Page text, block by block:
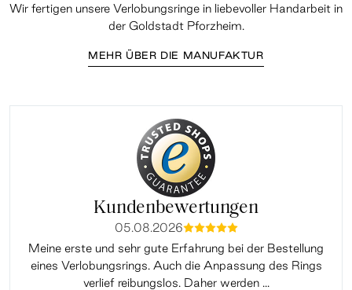
Wir fertigen unsere Verlobungsringe in liebevoller Handarbeit in
der Goldstadt Pforzheim.
MEHR ÜBER DIE MANUFAKTUR
Kundenbewertungen
05.08.2026mmmmm
Meine erste und sehr gute Erfahrung bei der Bestellung
eines Verlobungsrings. Auch die Anpassung des Rings
verlief reibungslos. Daher werden ...